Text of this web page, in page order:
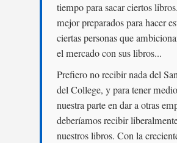
tiempo para sacar ciertos
mejor preparados para hacer
ciertas personas que
el mercado con sus libros...
Prefiero no recibir nada del
del College, y para tener
nuestra parte en dar a otras
deberíamos recibir
nuestros libros. Con la